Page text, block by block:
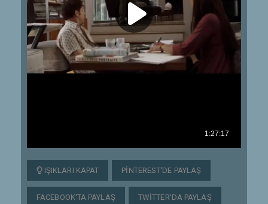
IŞIKLARI KAPAT PINTEREST'DE PAYLAŞ
FACEBOOK'TA PAYLAŞ TWITTER'DA PAYLAŞ